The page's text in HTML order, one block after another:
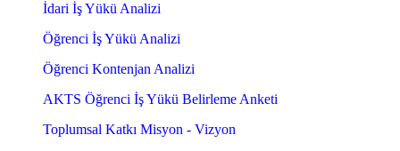
İdari İş Yükü Analizi
Öğrenci İş Yükü Analizi
Öğrenci Kontenjan Analizi
AKTS Öğrenci İş Yükü Belirleme Anketi
Toplumsal Katkı Misyon - Vizyon